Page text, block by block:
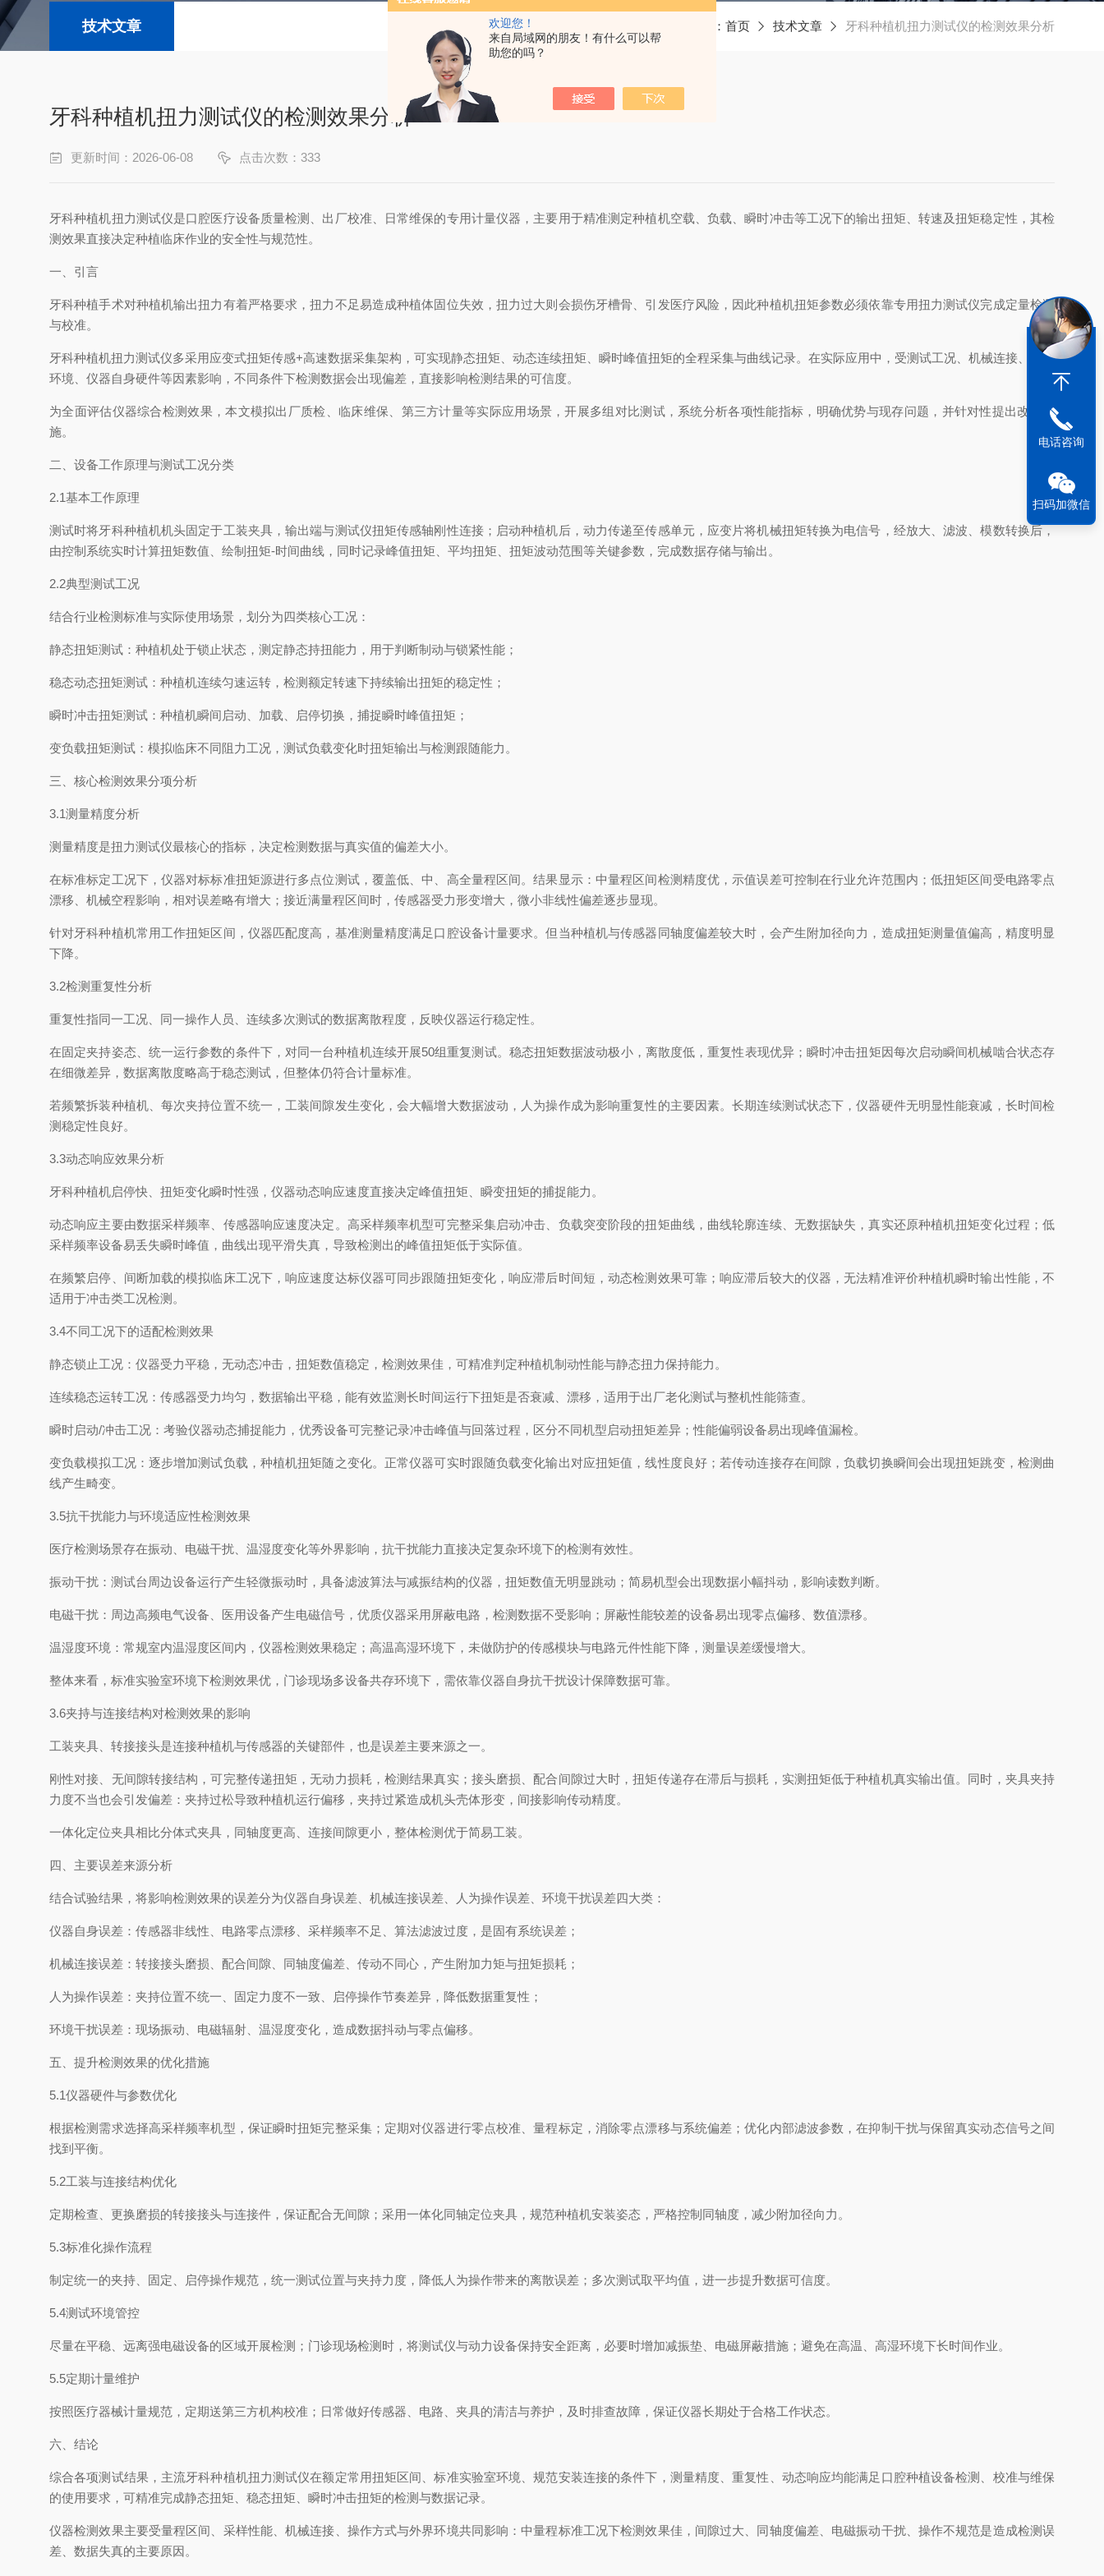
欢迎您！
来自局域网的朋友！有什么可以帮
助您的吗？
技术文章 当前位置： 首页 技术文章 牙科种植机扭力测试仪的检测效果分析
牙科种植机扭力测试仪的检测效果分析
更新时间：2026-06-08 点击次数：333
牙科种植机扭力测试仪是口腔医疗设备质量检测、出厂校准、日常维保的专用计量仪器，主要用于精准测定种植机空载、负载、瞬时冲击等工况下的输出扭矩、转速及扭矩稳定性，其检
测效果直接决定种植临床作业的安全性与规范性。
一、引言
牙科种植手术对种植机输出扭力有着严格要求，扭力不足易造成种植体固位失效，扭力过大则会损伤牙槽骨、引发医疗风险，因此种植机扭矩参数必须依靠专用扭力测试仪完成定量检测
与校准。
牙科种植机扭力测试仪多采用应变式扭矩传感+高速数据采集架构，可实现静态扭矩、动态连续扭矩、瞬时峰值扭矩的全程采集与曲线记录。在实际应用中，受测试工况、机械连接、外界
环境、仪器自身硬件等因素影响，不同条件下检测数据会出现偏差，直接影响检测结果的可信度。
为全面评估仪器综合检测效果，本文模拟出厂质检、临床维保、第三方计量等实际应用场景，开展多组对比测试，系统分析各项性能指标，明确优势与现存问题，并针对性提出改善措
施。
二、设备工作原理与测试工况分类
2.1基本工作原理
测试时将牙科种植机机头固定于工装夹具，输出端与测试仪扭矩传感轴刚性连接；启动种植机后，动力传递至传感单元，应变片将机械扭矩转换为电信号，经放大、滤波、模数转换后，
由控制系统实时计算扭矩数值、绘制扭矩-时间曲线，同时记录峰值扭矩、平均扭矩、扭矩波动范围等关键参数，完成数据存储与输出。
2.2典型测试工况
结合行业检测标准与实际使用场景，划分为四类核心工况：
静态扭矩测试：种植机处于锁止状态，测定静态持扭能力，用于判断制动与锁紧性能；
稳态动态扭矩测试：种植机连续匀速运转，检测额定转速下持续输出扭矩的稳定性；
瞬时冲击扭矩测试：种植机瞬间启动、加载、启停切换，捕捉瞬时峰值扭矩；
变负载扭矩测试：模拟临床不同阻力工况，测试负载变化时扭矩输出与检测跟随能力。
三、核心检测效果分项分析
3.1测量精度分析
测量精度是扭力测试仪最核心的指标，决定检测数据与真实值的偏差大小。
在标准标定工况下，仪器对标标准扭矩源进行多点位测试，覆盖低、中、高全量程区间。结果显示：中量程区间检测精度优，示值误差可控制在行业允许范围内；低扭矩区间受电路零点
漂移、机械空程影响，相对误差略有增大；接近满量程区间时，传感器受力形变增大，微小非线性偏差逐步显现。
针对牙科种植机常用工作扭矩区间，仪器匹配度高，基准测量精度满足口腔设备计量要求。但当种植机与传感器同轴度偏差较大时，会产生附加径向力，造成扭矩测量值偏高，精度明显
下降。
3.2检测重复性分析
重复性指同一工况、同一操作人员、连续多次测试的数据离散程度，反映仪器运行稳定性。
在固定夹持姿态、统一运行参数的条件下，对同一台种植机连续开展50组重复测试。稳态扭矩数据波动极小，离散度低，重复性表现优异；瞬时冲击扭矩因每次启动瞬间机械啮合状态存
在细微差异，数据离散度略高于稳态测试，但整体仍符合计量标准。
若频繁拆装种植机、每次夹持位置不统一，工装间隙发生变化，会大幅增大数据波动，人为操作成为影响重复性的主要因素。长期连续测试状态下，仪器硬件无明显性能衰减，长时间检
测稳定性良好。
3.3动态响应效果分析
牙科种植机启停快、扭矩变化瞬时性强，仪器动态响应速度直接决定峰值扭矩、瞬变扭矩的捕捉能力。
动态响应主要由数据采样频率、传感器响应速度决定。高采样频率机型可完整采集启动冲击、负载突变阶段的扭矩曲线，曲线轮廓连续、无数据缺失，真实还原种植机扭矩变化过程；低
采样频率设备易丢失瞬时峰值，曲线出现平滑失真，导致检测出的峰值扭矩低于实际值。
在频繁启停、间断加载的模拟临床工况下，响应速度达标仪器可同步跟随扭矩变化，响应滞后时间短，动态检测效果可靠；响应滞后较大的仪器，无法精准评价种植机瞬时输出性能，不
适用于冲击类工况检测。
3.4不同工况下的适配检测效果
静态锁止工况：仪器受力平稳，无动态冲击，扭矩数值稳定，检测效果佳，可精准判定种植机制动性能与静态扭力保持能力。
连续稳态运转工况：传感器受力均匀，数据输出平稳，能有效监测长时间运行下扭矩是否衰减、漂移，适用于出厂老化测试与整机性能筛查。
瞬时启动/冲击工况：考验仪器动态捕捉能力，优秀设备可完整记录冲击峰值与回落过程，区分不同机型启动扭矩差异；性能偏弱设备易出现峰值漏检。
变负载模拟工况：逐步增加测试负载，种植机扭矩随之变化。正常仪器可实时跟随负载变化输出对应扭矩值，线性度良好；若传动连接存在间隙，负载切换瞬间会出现扭矩跳变，检测曲
线产生畸变。
3.5抗干扰能力与环境适应性检测效果
医疗检测场景存在振动、电磁干扰、温湿度变化等外界影响，抗干扰能力直接决定复杂环境下的检测有效性。
振动干扰：测试台周边设备运行产生轻微振动时，具备滤波算法与减振结构的仪器，扭矩数值无明显跳动；简易机型会出现数据小幅抖动，影响读数判断。
电磁干扰：周边高频电气设备、医用设备产生电磁信号，优质仪器采用屏蔽电路，检测数据不受影响；屏蔽性能较差的设备易出现零点偏移、数值漂移。
温湿度环境：常规室内温湿度区间内，仪器检测效果稳定；高温高湿环境下，未做防护的传感模块与电路元件性能下降，测量误差缓慢增大。
整体来看，标准实验室环境下检测效果优，门诊现场多设备共存环境下，需依靠仪器自身抗干扰设计保障数据可靠。
3.6夹持与连接结构对检测效果的影响
工装夹具、转接接头是连接种植机与传感器的关键部件，也是误差主要来源之一。
刚性对接、无间隙转接结构，可完整传递扭矩，无动力损耗，检测结果真实；接头磨损、配合间隙过大时，扭矩传递存在滞后与损耗，实测扭矩低于种植机真实输出值。同时，夹具夹持
力度不当也会引发偏差：夹持过松导致种植机运行偏移，夹持过紧造成机头壳体形变，间接影响传动精度。
一体化定位夹具相比分体式夹具，同轴度更高、连接间隙更小，整体检测优于简易工装。
四、主要误差来源分析
结合试验结果，将影响检测效果的误差分为仪器自身误差、机械连接误差、人为操作误差、环境干扰误差四大类：
仪器自身误差：传感器非线性、电路零点漂移、采样频率不足、算法滤波过度，是固有系统误差；
机械连接误差：转接接头磨损、配合间隙、同轴度偏差、传动不同心，产生附加力矩与扭矩损耗；
人为操作误差：夹持位置不统一、固定力度不一致、启停操作节奏差异，降低数据重复性；
环境干扰误差：现场振动、电磁辐射、温湿度变化，造成数据抖动与零点偏移。
五、提升检测效果的优化措施
5.1仪器硬件与参数优化
根据检测需求选择高采样频率机型，保证瞬时扭矩完整采集；定期对仪器进行零点校准、量程标定，消除零点漂移与系统偏差；优化内部滤波参数，在抑制干扰与保留真实动态信号之间
找到平衡。
5.2工装与连接结构优化
定期检查、更换磨损的转接接头与连接件，保证配合无间隙；采用一体化同轴定位夹具，规范种植机安装姿态，严格控制同轴度，减少附加径向力。
5.3标准化操作流程
制定统一的夹持、固定、启停操作规范，统一测试位置与夹持力度，降低人为操作带来的离散误差；多次测试取平均值，进一步提升数据可信度。
5.4测试环境管控
尽量在平稳、远离强电磁设备的区域开展检测；门诊现场检测时，将测试仪与动力设备保持安全距离，必要时增加减振垫、电磁屏蔽措施；避免在高温、高湿环境下长时间作业。
5.5定期计量维护
按照医疗器械计量规范，定期送第三方机构校准；日常做好传感器、电路、夹具的清洁与养护，及时排查故障，保证仪器长期处于合格工作状态。
六、结论
综合各项测试结果，主流牙科种植机扭力测试仪在额定常用扭矩区间、标准实验室环境、规范安装连接的条件下，测量精度、重复性、动态响应均能满足口腔种植设备检测、校准与维保
的使用要求，可精准完成静态扭矩、稳态扭矩、瞬时冲击扭矩的检测与数据记录。
仪器检测效果主要受量程区间、采样性能、机械连接、操作方式与外界环境共同影响：中量程标准工况下检测效果佳，间隙过大、同轴度偏差、电磁振动干扰、操作不规范是造成检测误
差、数据失真的主要原因。
电话咨询
扫码加微信